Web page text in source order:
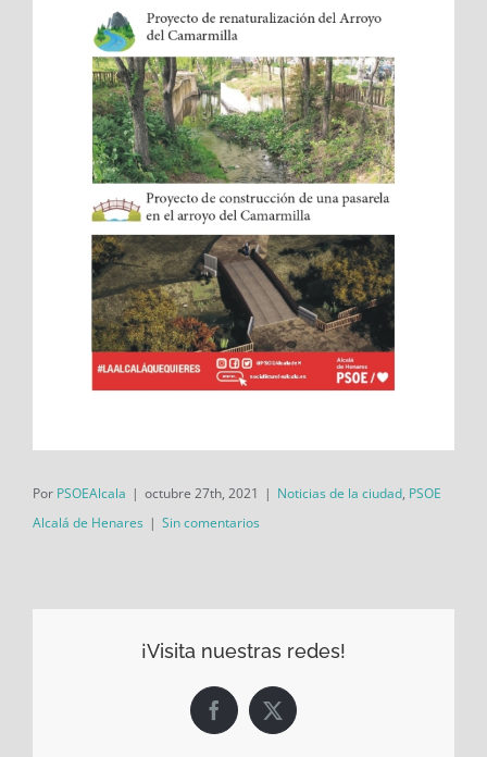
Por PSOEAlcala | octubre 27th, 2021 | Noticias de la ciudad, PSOE
Alcalá de Henares | Sin comentarios
¡Visita nuestras redes!
Facebook
X